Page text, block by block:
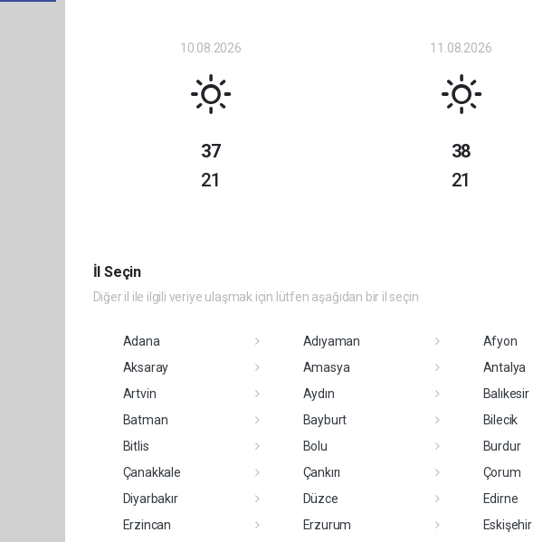
10.08.2026
37
21
11.08.2026
38
21
İl Seçin
Diğer il ile ilgili veriye ulaşmak için lütfen aşağıdan bir il seçin
Adana Adıyaman Afyon
Aksaray
Amasya Antalya
Artvin
Aydın Balıkesir
Batman
Bayburt Bilecik
Bitlis
Bolu Burdur
Çanakkale
Çankırı Çorum
Diyarbakır
Düzce Edirne
Erzincan
Erzurum Eskişehir